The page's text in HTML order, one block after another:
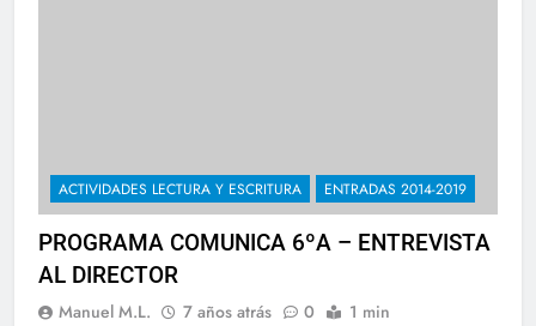
ACTIVIDADES LECTURA Y ESCRITURA ENTRADAS 2014-2019
PROGRAMA COMUNICA 6ºA – ENTREVISTA
AL DIRECTOR
Manuel M.L. 7 años atrás 0 1 min